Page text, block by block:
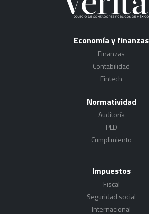
Economía y finanzas
Finanzas
Contabilidad
Fintech
Normatividad
Auditoría
PLD
Cumplimiento
Impuestos
Fiscal
Seguridad social
Internacional